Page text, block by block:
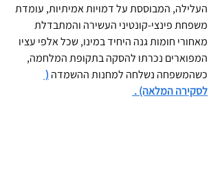
העלילה, המבוססת על דמויות אמיתיות, עומדת
משפחת פינצי-קונטיני העשירה והמתבדלת
מאחורי חומות גנה היחיד במינו, שכל אלפי עציו
המפוארים נכרתו להסקה בתקופת המלחמה,
כשהמשפחה נשלחה למחנות ההשמדה (
לסקירה המלאה) .